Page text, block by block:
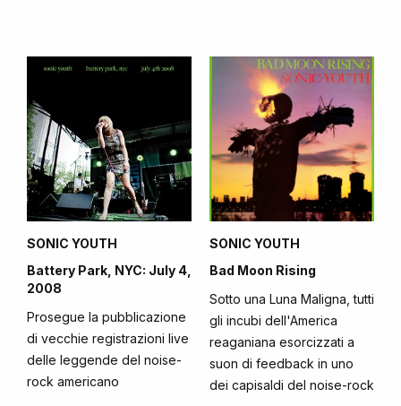
SONIC YOUTH
Battery Park, NYC: July 4,
2008
Prosegue la pubblicazione
di vecchie registrazioni live
delle leggende del noise-
rock americano
SONIC YOUTH
Bad Moon Rising
Sotto una Luna Maligna, tutti
gli incubi dell'America
reaganiana esorcizzati a
suon di feedback in uno
dei capisaldi del noise-rock